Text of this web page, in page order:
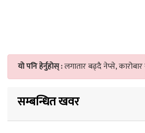
यो पनि हेर्नुहोस् :लगातार बढ्दै नेप्से,
सम्बन्धित खवर